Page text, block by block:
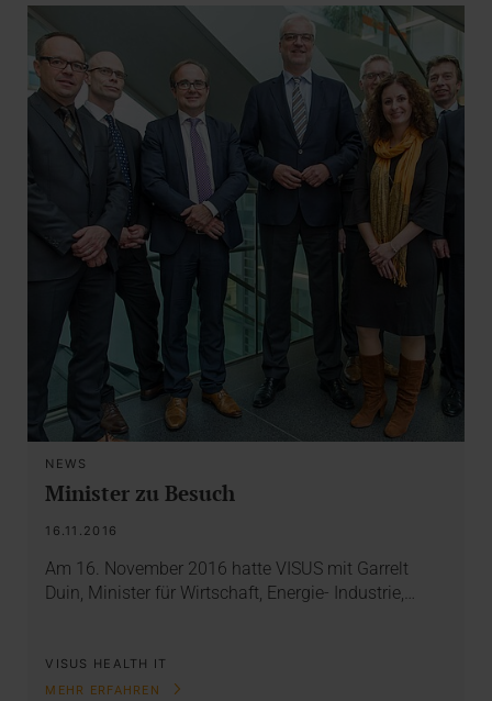
NEWS
Minister zu Besuch
16.11.2016
Am 16. November 2016 hatte VISUS mit Garrelt
Duin, Minister für Wirtschaft, Energie- Industrie,…
VISUS HEALTH IT
MEHR ERFAHREN